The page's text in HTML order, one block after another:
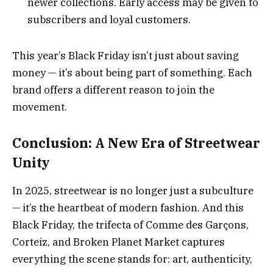
subscribers and loyal customers.
This year’s Black Friday isn’t just about saving
money — it’s about being part of something. Each
brand offers a different reason to join the
movement.
Conclusion: A New Era of Streetwear
Unity
In 2025, streetwear is no longer just a subculture
— it’s the heartbeat of modern fashion. And this
Black Friday, the trifecta of Comme des Garçons,
Corteiz, and Broken Planet Market captures
everything the scene stands for: art, authenticity,